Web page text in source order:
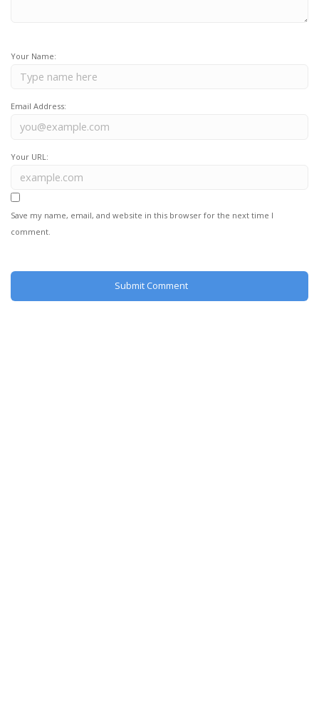
Your Name:
Email Address:
Your URL:
Save my name, email, and website in this browser for the next time I
comment.